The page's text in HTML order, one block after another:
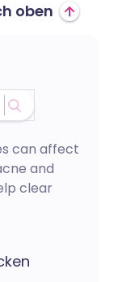
oben
can affect
and
clear